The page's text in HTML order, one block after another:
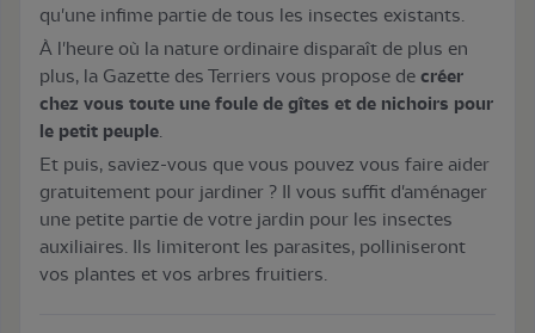
qu'une infime partie de tous les insectes existants.
À l'heure où la nature ordinaire disparaît de plus en
plus, la Gazette des Terriers vous propose de créer
chez vous toute une foule de gîtes et de nichoirs pour
le petit peuple.
Et puis, saviez-vous que vous pouvez vous faire aider
gratuitement pour jardiner ? Il vous suffit d'aménager
une petite partie de votre jardin pour les insectes
auxiliaires. Ils limiteront les parasites, polliniseront
vos plantes et vos arbres fruitiers.